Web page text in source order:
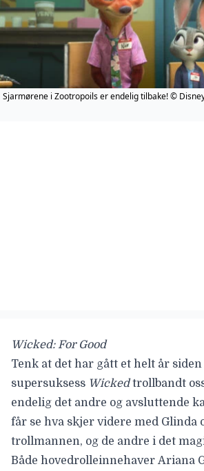
Sjarmørene i Zootropoils er endelig tilbake! ©
Wicked: For Good
Tenk at det har gått et helt år siden
supersuksess Wickedtrollbandt
endelig det andre og avsluttende
får se hva skjer videre med Glinda
trollmannen, og de andre i det
Både hovedrolleinnehaver Ariana